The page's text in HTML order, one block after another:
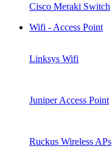
Cisco Meraki Switch
Wifi - Access Point
Linksys Wifi
Juniper Access Point
Ruckus Wireless APs